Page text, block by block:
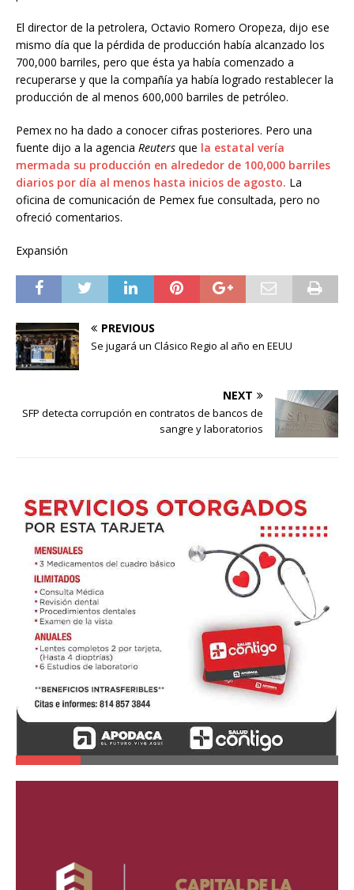
El director de la petrolera, Octavio Romero Oropeza, dijo ese
mismo día que la pérdida de producción había alcanzado los
700,000 barriles, pero que ésta ya había comenzado a
recuperarse y que la compañía ya había logrado restablecer la
producción de al menos 600,000 barriles de petróleo.
Pemex no ha dado a conocer cifras posteriores. Pero una
fuente dijo a la agencia Reuters que la estatal vería
mermada su producción en alrededor de 100,000 barriles
diarios por día al menos hasta inicios de agosto. La
oficina de comunicación de Pemex fue consultada, pero no
ofreció comentarios.
Expansión
PREVIOUS
Se jugará un Clásico Regio al año en EEUU
NEXT
SFP detecta corrupción en contratos de bancos de
sangre y laboratorios